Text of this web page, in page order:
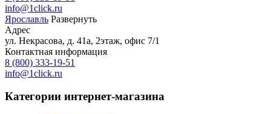
info@1click.ru
Ярославль Развернуть
Адрес
ул. Некрасова, д. 41а, 2этаж, офис 7/1
Контактная информация
8 (800) 333-19-51
info@1click.ru
Категории интернет-магазина